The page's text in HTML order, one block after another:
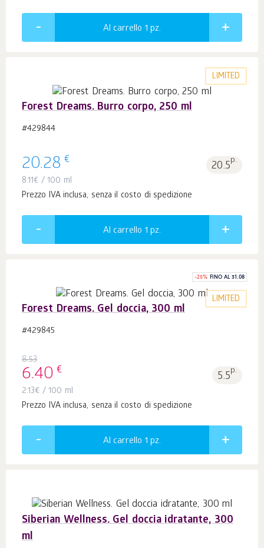
Al carrello 1 pz.
LIMITED
Forest Dreams. Burro corpo, 250 ml
#429844
20.28 € 20.5p.
8.11€ / 100 ml
Prezzo IVA inclusa, senza il costo di spedizione
Al carrello 1 pz.
-25% FINO AL 31.08
LIMITED
Forest Dreams. Gel doccia, 300 ml
#429845
8.53
6.40 € 5.5p.
2.13€ / 100 ml
Prezzo IVA inclusa, senza il costo di spedizione
Al carrello 1 pz.
Siberian Wellness. Gel doccia idratante, 300
ml